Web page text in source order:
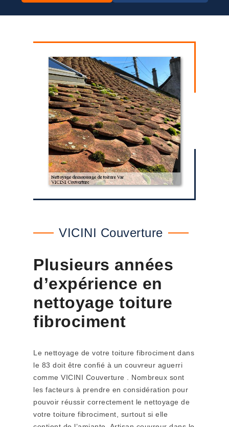
VICINI Couverture
Plusieurs années
d’expérience en
nettoyage toiture
fibrociment
Le nettoyage de votre toiture fibrociment dans
le 83 doit être confié à un couvreur aguerri
comme VICINI Couverture . Nombreux sont
les facteurs à prendre en considération pour
pouvoir réussir correctement le nettoyage de
votre toiture fibrociment, surtout si elle